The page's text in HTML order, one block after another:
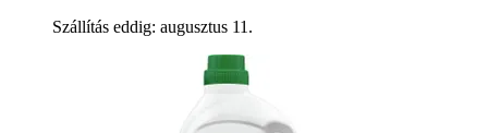
Szállítás eddig: augusztus 11.